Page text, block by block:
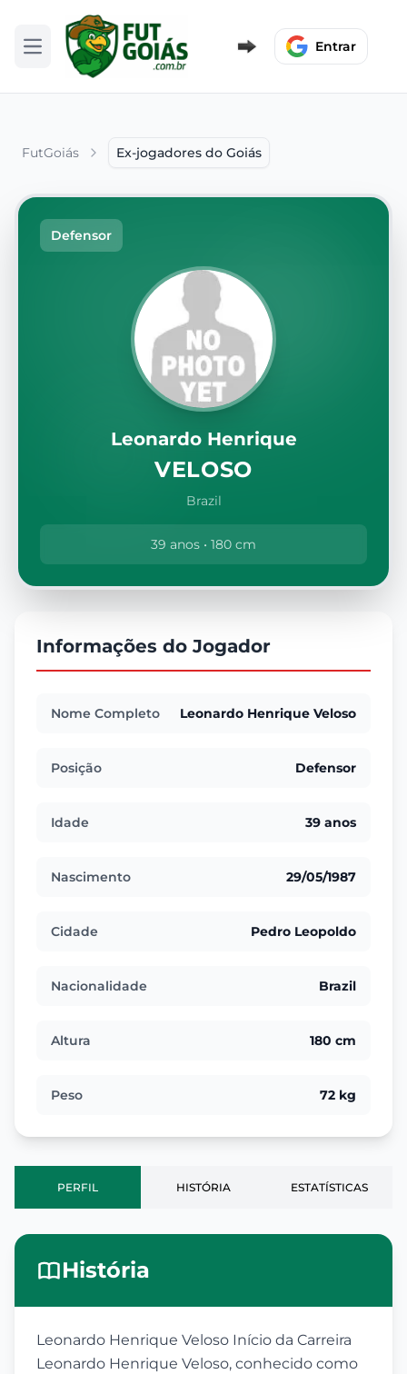
Abrir menu Entrar
FutGoiás Ex-jogadores do Goiás
Defensor
Leonardo Henrique
VELOSO
Brazil
39 anos • 180 cm
Informações do Jogador
Nome Completo Leonardo Henrique Veloso
Posição Defensor
Idade 39 anos
Nascimento 29/05/1987
Cidade Pedro Leopoldo
Nacionalidade Brazil
Altura 180 cm
Peso 72 kg
PERFIL HISTÓRIA ESTATÍSTICAS
História
Leonardo Henrique Veloso Início da Carreira
Leonardo Henrique Veloso, conhecido como